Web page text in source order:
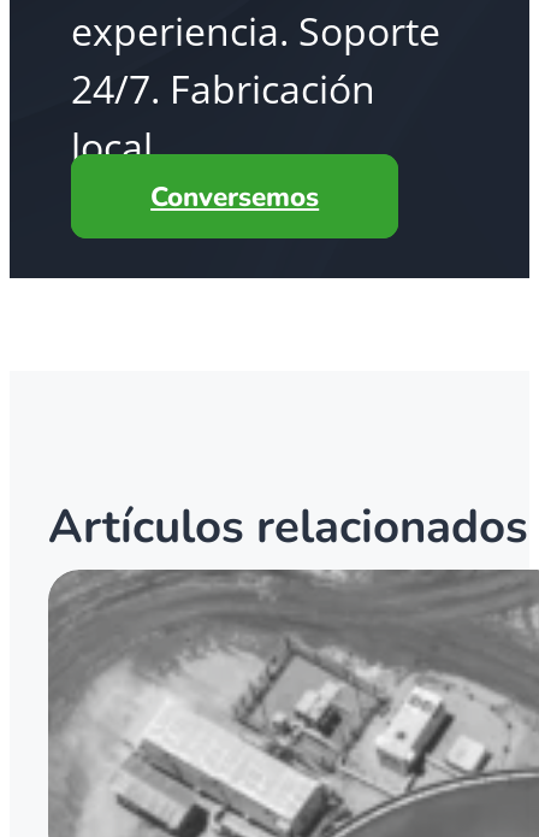
experiencia. Soporte
24/7. Fabricación
local.
Conversemos
Artículos relacionados